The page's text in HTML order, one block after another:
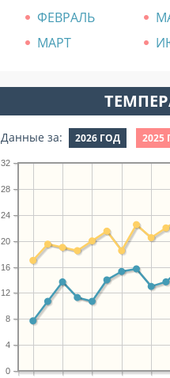
ФЕВРАЛЬ
МАРТ
Данные за: 2026 ГОД 2025
0
4
8
12
16
20
24
28
32